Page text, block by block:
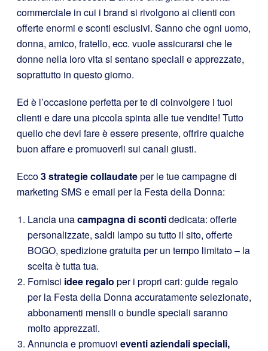
commerciale in cui i brand si rivolgono ai clienti con
offerte enormi e sconti esclusivi. Sanno che ogni uomo,
donna, amico, fratello, ecc. vuole assicurarsi che le
donne nella loro vita si sentano speciali e apprezzate,
soprattutto in questo giorno.
Ed è l’occasione perfetta per te di coinvolgere i tuoi
clienti e dare una piccola spinta alle tue vendite! Tutto
quello che devi fare è essere presente, offrire qualche
buon affare e promuoverli sui canali giusti.
Ecco3 strategie collaudateper le tue campagne di
marketing SMS e email per la Festa della Donna:
Lancia unacampagna di scontidedicata: offerte
personalizzate, saldi lampo su tutto il sito, offerte
BOGO, spedizione gratuita per un tempo limitato – la
scelta è tutta tua.
Fornisci idee regalo per i propri cari: guide regalo
per la Festa della Donna accuratamente selezionate,
abbonamenti mensili o bundle speciali saranno
molto apprezzati.
Annuncia e promuovi eventi aziendali speciali,